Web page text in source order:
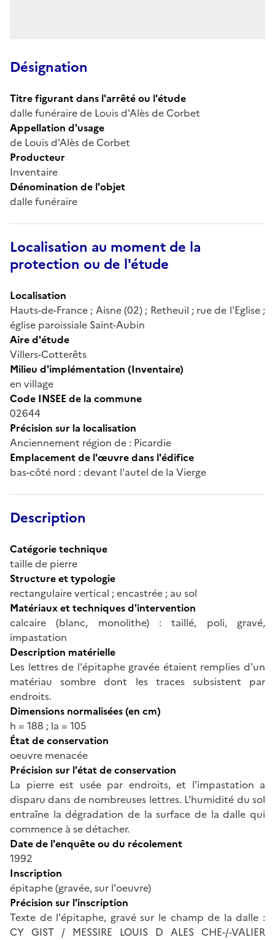
Désignation
Titre figurant dans l'arrêté ou l'étude
dalle funéraire de Louis d'Alès de Corbet
Appellation d'usage
de Louis d'Alès de Corbet
Producteur
Inventaire
Dénomination de l'objet
dalle funéraire
Localisation au moment de la
protection ou de l'étude
Localisation
Hauts-de-France ; Aisne (02) ; Retheuil ; rue de l'Eglise ;
église paroissiale Saint-Aubin
Aire d'étude
Villers-Cotterêts
Milieu d'implémentation (Inventaire)
en village
Code INSEE de la commune
02644
Précision sur la localisation
Anciennement région de : Picardie
Emplacement de l'œuvre dans l'édifice
bas-côté nord : devant l'autel de la Vierge
Description
Catégorie technique
taille de pierre
Structure et typologie
rectangulaire vertical ; encastrée ; au sol
Matériaux et techniques d'intervention
calcaire (blanc, monolithe) : taillé, poli, gravé,
impastation
Description matérielle
Les lettres de l'épitaphe gravée étaient remplies d'un
matériau sombre dont les traces subsistent par
endroits.
Dimensions normalisées (en cm)
h = 188 ; la = 105
État de conservation
oeuvre menacée
Précision sur l'état de conservation
La pierre est usée par endroits, et l'impastation a
disparu dans de nombreuses lettres. L'humidité du sol
entraîne la dégradation de la surface de la dalle qui
commence à se détacher.
Date de l'enquête ou du récolement
1992
Inscription
épitaphe (gravée, sur l'oeuvre)
Précision sur l'inscription
Texte de l'épitaphe, gravé sur le champ de la dalle :
CY GIST / MESSIRE LOUIS D ALES CHE-/-VALIER